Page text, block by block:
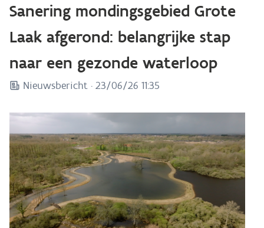
Sanering mondingsgebied Grote
Laak afgerond: belangrijke stap
naar een gezonde waterloop
Nieuwsbericht · 23/06/26 11:35